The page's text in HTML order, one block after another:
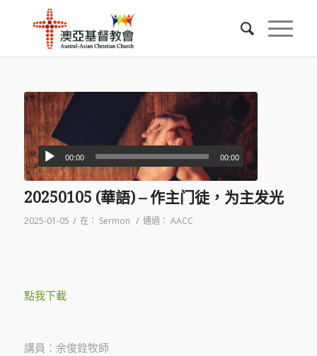
00:00 00:00
20250105 (華語) – 作主门徒，为主发光
2025-01-05 / 在： Sermon / 通過： AACC
點我下載
講員：余俊銓牧師